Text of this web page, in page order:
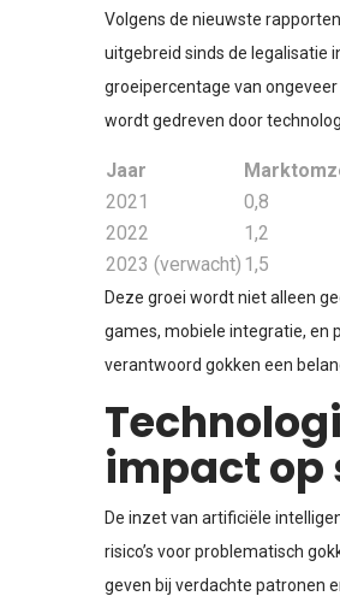
Volgens de nieuwste
uitgebreid sinds de legalisatie
groeipercentage van
wordt gedreven door
Jaar
2021
0,8
2022
1,2
2023 (verwacht) 1,5
Deze groei wordt niet alleen
games, mobiele integratie, en
verantwoord gokken een
impact op
De inzet van artificiële
risico’s voor problematisch
geven bij verdachte patronen